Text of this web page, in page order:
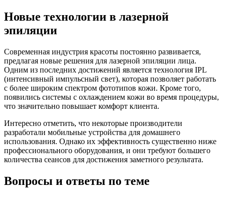
Новые технологии в лазерной
эпиляции
Современная индустрия красоты постоянно развивается,
предлагая новые решения для лазерной эпиляции лица.
Одним из последних достижений является технология IPL
(интенсивный импульсный свет), которая позволяет работать
с более широким спектром фототипов кожи. Кроме того,
появились системы с охлаждением кожи во время процедуры,
что значительно повышает комфорт клиента.
Интересно отметить, что некоторые производители
разработали мобильные устройства для домашнего
использования. Однако их эффективность существенно ниже
профессионального оборудования, и они требуют большего
количества сеансов для достижения заметного результата.
Вопросы и ответы по теме